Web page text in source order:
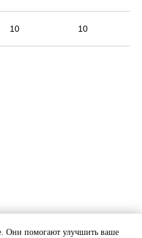
10 10
Они помогают улучшить ваше